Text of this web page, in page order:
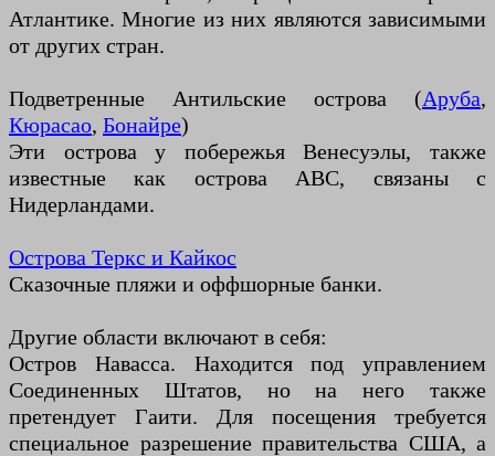
Атлантике. Многие из них являются зависимыми
от других стран.
Подветренные Антильские острова (Аруба,
Кюрасао, Бонайре)
Эти острова у побережья Венесуэлы, также
известные как острова ABC, связаны с
Нидерландами.
Острова Теркс и Кайкос
Сказочные пляжи и оффшорные банки.
Другие области включают в себя:
Остров Навасса. Находится под управлением
Соединенных Штатов, но на него также
претендует Гаити. Для посещения требуется
специальное разрешение правительства США, а